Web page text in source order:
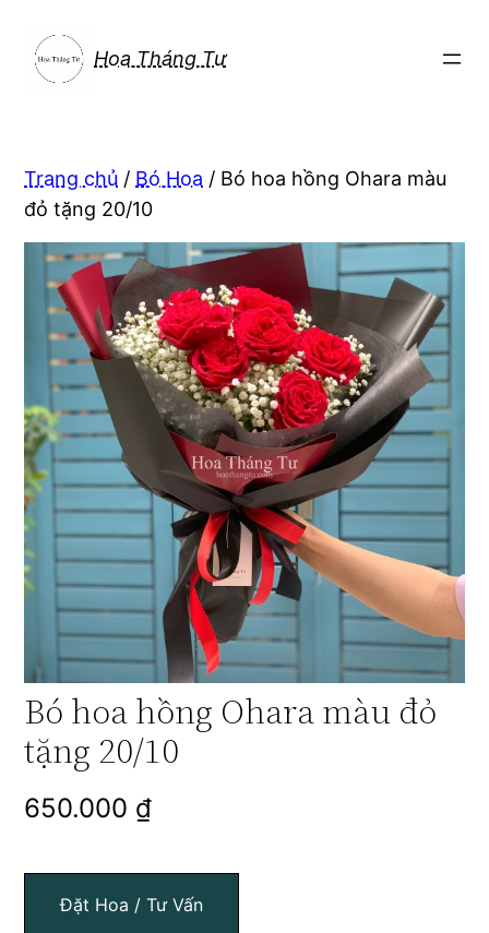
phần
Hoa Tháng Tư
Trang chủ / Bó Hoa / Bó hoa hồng Ohara màu
đỏ tặng 20/10
Bó hoa hồng Ohara màu đỏ
tặng 20/10
650.000 ₫
Đặt Hoa / Tư Vấn